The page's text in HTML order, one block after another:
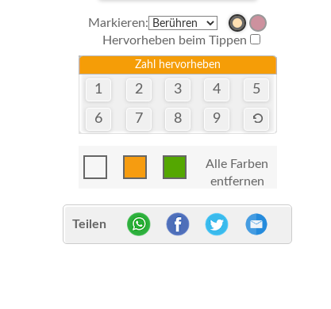
Markieren:
Hervorheben beim Tippen
Zahl hervorheben
1 2 3 4 5
6 7 8 9
Alle Farben
entfernen
Teilen